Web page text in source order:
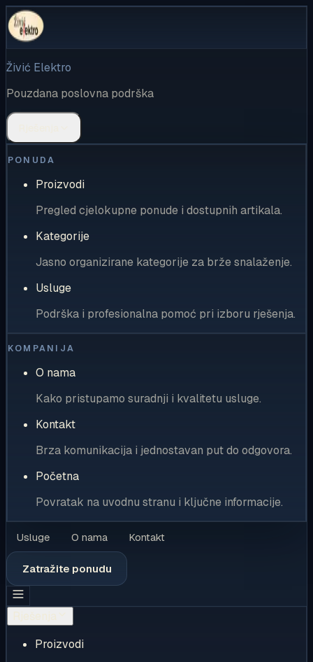
Živić Elektro
Pouzdana poslovna podrška
PONUDA
Proizvodi
Pregled cjelokupne ponude i dostupnih artikala.
Kategorije
Jasno organizirane kategorije za brže snalaženje.
Usluge
Podrška i profesionalna pomoć pri izboru rješenja.
KOMPANIJA
O nama
Kako pristupamo suradnji i kvalitetu usluge.
Kontakt
Brza komunikacija i jednostavan put do odgovora.
Početna
Povratak na uvodnu stranu i ključne informacije.
Usluge O nama Kontakt
Zatražite ponudu
Proizvodi